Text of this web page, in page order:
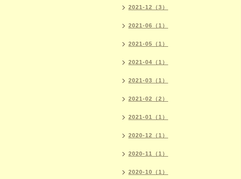
2021-12（3）
2021-06（1）
2021-05（1）
2021-04（1）
2021-03（1）
2021-02（2）
2021-01（1）
2020-12（1）
2020-11（1）
2020-10（1）